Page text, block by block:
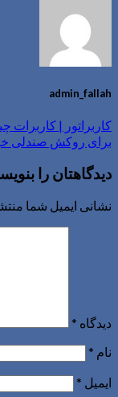
admin_fallah
کاربراتور |
برای روکش صندلی
دیدگاهتان را
نشانی ایمیل شما
دیدگاه *
نام *
ایمیل *